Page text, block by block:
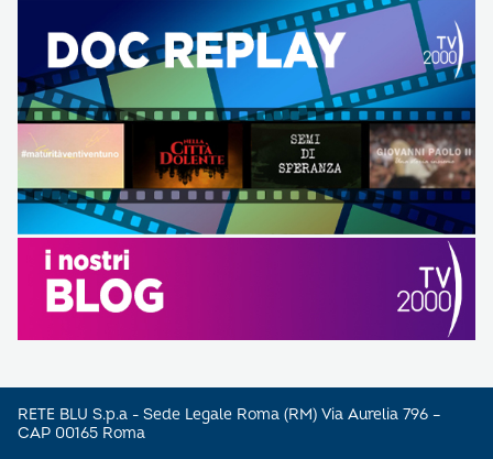
RETE BLU S.p.a - Sede Legale Roma (RM) Via Aurelia 796 –
CAP 00165 Roma